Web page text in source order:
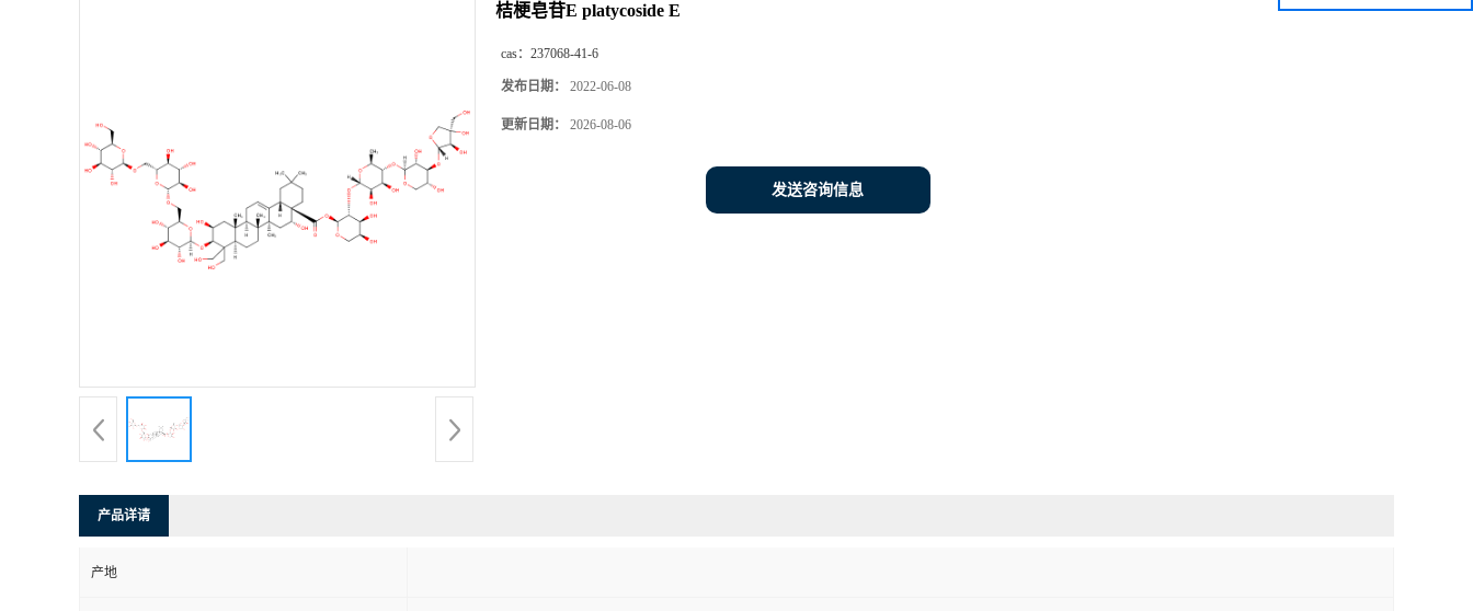
桔梗皂苷E platycoside E
cas： 237068-41-6
发布日期： 2022-06-08
更新日期： 2026-08-06
发送咨询信息
产品详请
产地